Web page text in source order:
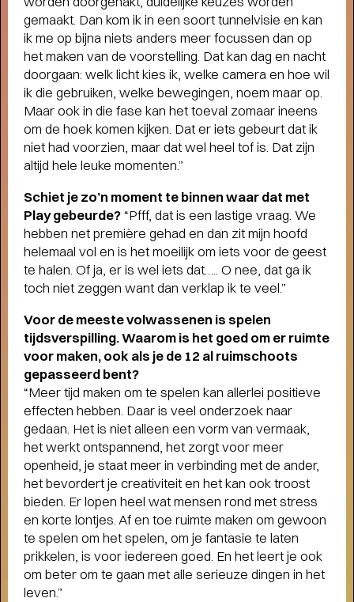
CHOREOGRAAF CONNOR
SCHUMACHER OVER RAGING
AGAINST VARIOUS ELEMENTS
Raven voor het leven
gemaakt. Dan kom ik in een soort tunnelvisie en kan
ik me op bijna niets anders meer focussen dan op
het maken van de voorstelling. Dat kan dag en nacht
doorgaan: welk licht kies ik, welke camera en hoe wil
ik die gebruiken, welke bewegingen, noem maar op.
Maar ook in die fase kan het toeval zomaar ineens
om de hoek komen kijken. Dat er iets gebeurt dat ik
niet had voorzien, maar dat wel heel tof is. Dat zijn
altijd hele leuke momenten.”
Schiet je zo’n moment te binnen waar dat met
Play gebeurde?“Pfff, dat is een lastige vraag. We
hebben net première gehad en dan zit mijn hoofd
helemaal vol en is het moeilijk om iets voor de geest
te halen. Of ja, er is wel iets dat….. O nee, dat ga ik
toch niet zeggen want dan verklap ik te veel.”
Voor de meeste volwassenen is spelen
tijdsverspilling. Waarom is het goed om er ruimte
voor maken, ook als je de 12 al ruimschoots
gepasseerd bent?
“Meer tijd maken om te spelen kan allerlei positieve
effecten hebben. Daar is veel onderzoek naar
gedaan. Het is niet alleen een vorm van vermaak,
het werkt ontspannend, het zorgt voor meer
openheid, je staat meer in verbinding met de ander,
het bevordert je creativiteit en het kan ook troost
bieden. Er lopen heel wat mensen rond met stress
en korte lontjes. Af en toe ruimte maken om gewoon
te spelen om het spelen, om je fantasie te laten
prikkelen, is voor iedereen goed. En het leert je ook
om beter om te gaan met alle serieuze dingen in het
leven.”